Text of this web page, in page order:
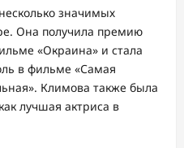
значимых
Она получила премию
«Окраина» и стала
в фильме «Самая
Климова также была
лучшая актриса в